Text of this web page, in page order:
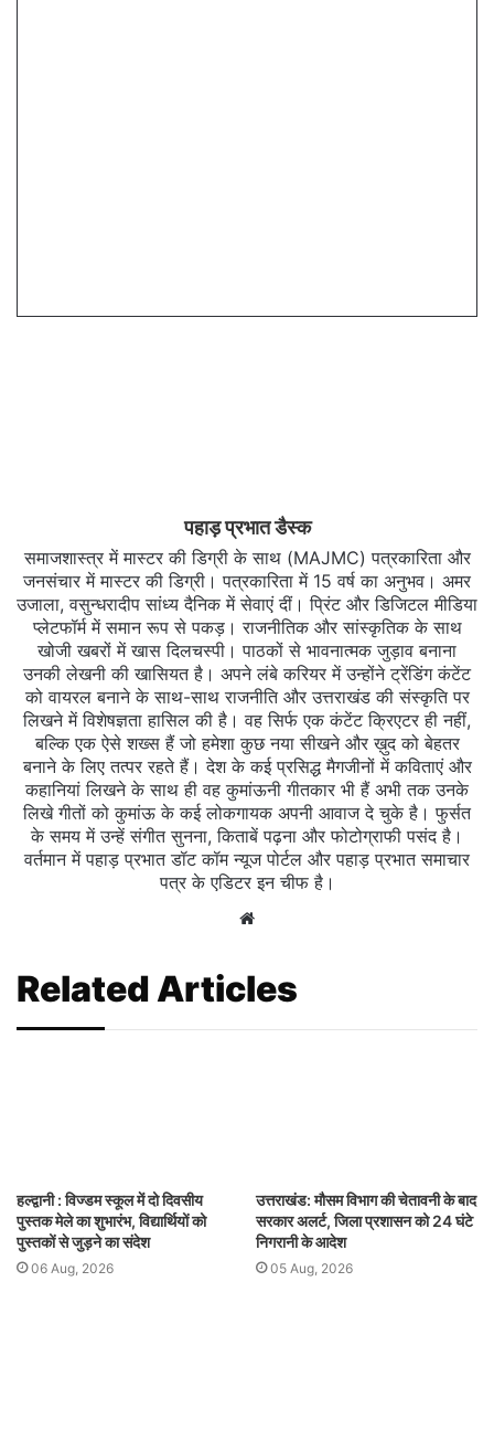
पहाड़ प्रभात डैस्क
समाजशास्त्र में मास्टर की डिग्री के साथ (MAJMC) पत्रकारिता और
जनसंचार में मास्टर की डिग्री। पत्रकारिता में 15 वर्ष का अनुभव। अमर
उजाला, वसुन्धरादीप सांध्य दैनिक में सेवाएं दीं। प्रिंट और डिजिटल मीडिया
प्लेटफॉर्म में समान रूप से पकड़। राजनीतिक और सांस्कृतिक के साथ
खोजी खबरों में खास दिलचस्‍पी। पाठकों से भावनात्मक जुड़ाव बनाना
उनकी लेखनी की खासियत है। अपने लंबे करियर में उन्होंने ट्रेंडिंग कंटेंट
को वायरल बनाने के साथ-साथ राजनीति और उत्तराखंड की संस्कृति पर
लिखने में विशेषज्ञता हासिल की है। वह सिर्फ एक कंटेंट क्रिएटर ही नहीं,
बल्कि एक ऐसे शख्स हैं जो हमेशा कुछ नया सीखने और ख़ुद को बेहतर
बनाने के लिए तत्पर रहते हैं। देश के कई प्रसिद्ध मैगजीनों में कविताएं और
कहानियां लिखने के साथ ही वह कुमांऊनी गीतकार भी हैं अभी तक उनके
लिखे गीतों को कुमांऊ के कई लोकगायक अपनी आवाज दे चुके है। फुर्सत
के समय में उन्हें संगीत सुनना, किताबें पढ़ना और फोटोग्राफी पसंद है।
वर्तमान में पहाड़ प्रभात डॉट कॉम न्यूज पोर्टल और पहाड़ प्रभात समाचार
पत्र के एडिटर इन चीफ है।
Website
Related Articles
हल्द्वानी : विज्डम स्कूल में दो दिवसीय
पुस्तक मेले का शुभारंभ, विद्यार्थियों को
पुस्तकों से जुड़ने का संदेश
06 Aug, 2026
उत्तराखंड: मौसम विभाग की चेतावनी के बाद
सरकार अलर्ट, जिला प्रशासन को 24 घंटे
निगरानी के आदेश
05 Aug, 2026